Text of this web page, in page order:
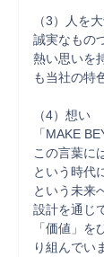
（3）人を
誠実なもの
熱い思いを
も当社の特
（4）想い
「MAKE
この言葉に
という時代
という未来
設計を通じ
「価値」
り組んでい